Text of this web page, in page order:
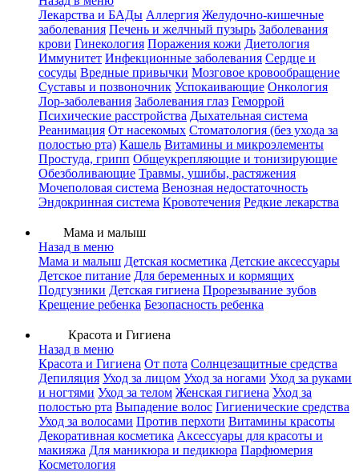
Лекарства и БАДы Аллергия Желудочно-кишечные
заболевания Печень и желчный пузырь Заболевания
крови Гинекология Поражения кожи Диетология
Иммунитет Инфекционные заболевания Сердце и
сосуды Вредные привычки Мозговое кровообращение
Суставы и позвоночник Успокаивающие Онкология
Лор-заболевания Заболевания глаз Геморрой
Психические расстройства Дыхательная система
Реанимация От насекомых Стоматология (без ухода за
полостью рта) Кашель Витамины и микроэлементы
Простуда, грипп Общеукрепляющие и тонизирующие
Обезболивающие Травмы, ушибы, растяжения
Мочеполовая система Венозная недостаточность
Эндокринная система Кровотечения Редкие лекарства
Мама и малыш
Назад в меню
Мама и малыш Детская косметика Детские аксессуары
Детское питание Для беременных и кормящих
Подгузники Детская гигиена Прорезывание зубов
Крещение ребенка Безопасность ребенка
Красота и Гигиена
Назад в меню
Красота и Гигиена От пота Солнцезащитные средства
Депиляция Уход за лицом Уход за ногами Уход за руками
и ногтями Уход за телом Женская гигиена Уход за
полостью рта Выпадение волос Гигиенические средства
Уход за волосами Против перхоти Витамины красоты
Декоративная косметика Аксессуары для красоты и
макияжа Для маникюра и педикюра Парфюмерия
Косметология